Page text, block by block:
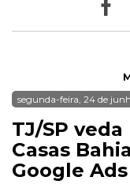
segunda-feira, 24 de
TJ/SP
Casas
Google Ads